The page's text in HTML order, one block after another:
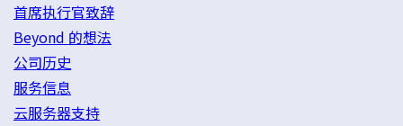
首席执行官致辞
Beyond 的想法
公司历史
服务信息
云服务器支持